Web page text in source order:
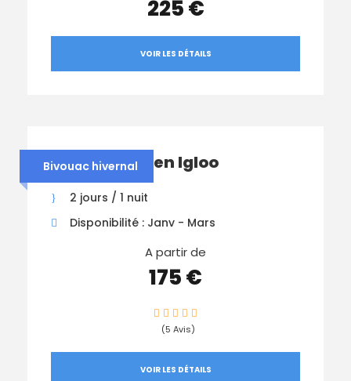
225 €
VOIR LES DÉTAILS
Bivouac hivernal
Nuit Insolite en Igloo
2 jours / 1 nuit
Disponibilité : Janv - Mars
A partir de
175 €
(5 Avis)
VOIR LES DÉTAILS